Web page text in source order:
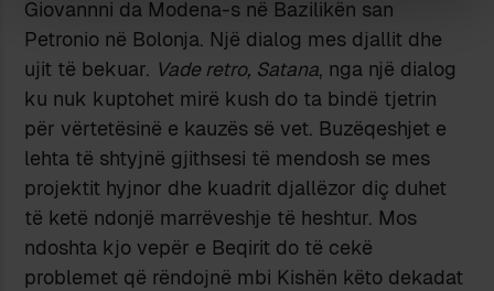
Giovannni da Modena-s në Bazilikën san
Petronio në Bolonja. Një dialog mes djallit dhe
ujit të bekuar. Vade retro, Satana, nga një dialog
ku nuk kuptohet mirë kush do ta bindë tjetrin
për vërtetësinë e kauzës së vet. Buzëqeshjet e
lehta të shtyjnë gjithsesi të mendosh se mes
projektit hyjnor dhe kuadrit djallëzor diç duhet
të ketë ndonjë marrëveshje të heshtur. Mos
ndoshta kjo vepër e Beqirit do të cekë
problemet që rëndojnë mbi Kishën këto dekadat